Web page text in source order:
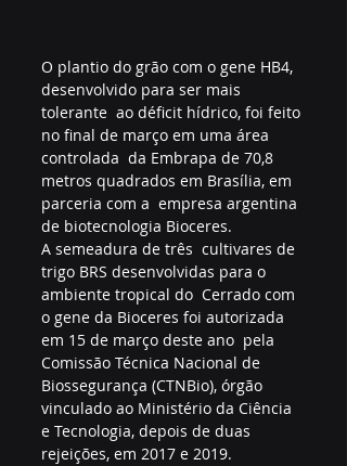
O plantio do grão com o gene HB4,
desenvolvido para ser mais
tolerante  ao déficit hídrico, foi feito
no final de março em uma área
controlada  da Embrapa de 70,8
metros quadrados em Brasília, em
parceria com a  empresa argentina
de biotecnologia Bioceres.
A semeadura de três  cultivares de
trigo BRS desenvolvidas para o
ambiente tropical do  Cerrado com
o gene da Bioceres foi autorizada
em 15 de março deste ano  pela
Comissão Técnica Nacional de
Biossegurança (CTNBio), órgão
vinculado ao Ministério da Ciência
e Tecnologia, depois de duas
rejeições, em 2017 e 2019.